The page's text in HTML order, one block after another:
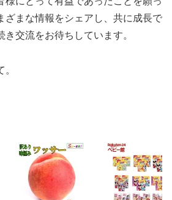
ざまな情報をシェアし、共に成長で
き交流をお待ちしています。